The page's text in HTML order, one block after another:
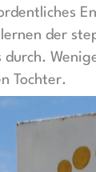
der
durch.
Tochter.